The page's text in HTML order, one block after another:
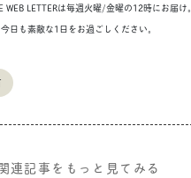
WEB LETTERは毎週火曜/金曜の12時にお届け。
今日も素敵な1日をお過ごしください。
連記事をもっと見てみる